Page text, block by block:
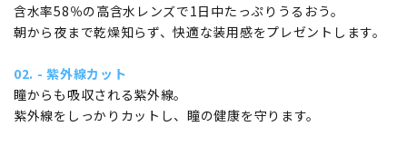
含水率58％の高含水レンズで1日中たっぷりうるおう。
朝から夜まで乾燥知らず、快適な装用感をプレゼントします。
02. - 紫外線カット
瞳からも吸収される紫外線。
紫外線をしっかりカットし、瞳の健康を守ります。